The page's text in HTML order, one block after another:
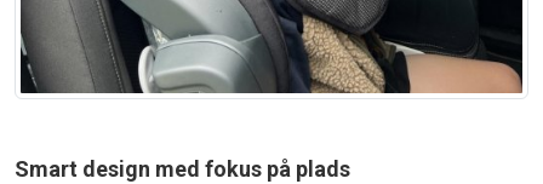
Smart design med fokus på plads